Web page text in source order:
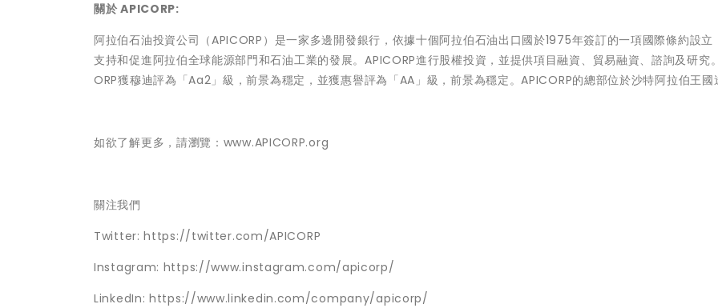
關於 APICORP:
阿拉伯石油投資公司（APICORP）是一家多邊開發銀行，依據十個阿拉伯石油出口國於1975年簽訂的一項國際條約設立
支持和促進阿拉伯全球能源部門和石油工業的發展。APICORP進行股權投資，並提供項目融資、貿易融資、諮詢及研究
ORP獲穆迪評為「Aa2」級，前景為穩定，並獲惠譽評為「AA」級，前景為穩定。APICORP的總部位於沙特阿拉伯王國
如欲了解更多，請瀏覽： www.APICORP.org
關注我們
Twitter:https://twitter.com/APICORP
Instagram: https://www.instagram.com/apicorp/
LinkedIn: https://www.linkedin.com/company/apicorp/